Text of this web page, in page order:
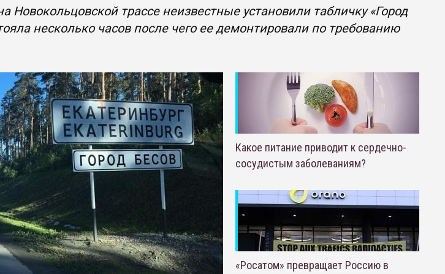
Новокольцовской трассе неизвестные установили табличку «Город
несколько часов после чего ее демонтировали по требованию
Какое питание приводит к сердечно-
сосудистым заболеваниям?
«Росатом» превращает Россию в